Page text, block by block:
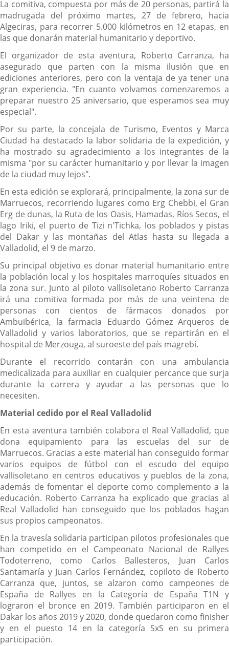
La comitiva, compuesta por más de 20 personas, partirá la
madrugada del próximo martes, 27 de febrero, hacia
Algeciras, para recorrer 5.000 kilómetros en 12 etapas, en
las que donarán material humanitario y deportivo.
El organizador de esta aventura, Roberto Carranza, ha
asegurado que parten con la misma ilusión que en
ediciones anteriores, pero con la ventaja de ya tener una
gran experiencia. "En cuanto volvamos comenzaremos a
preparar nuestro 25 aniversario, que esperamos sea muy
especial".
Por su parte, la concejala de Turismo, Eventos y Marca
Ciudad ha destacado la labor solidaria de la expedición, y
ha mostrado su agradecimiento a los integrantes de la
misma "por su carácter humanitario y por llevar la imagen
de la ciudad muy lejos".
En esta edición se explorará, principalmente, la zona sur de
Marruecos, recorriendo lugares como Erg Chebbi, el Gran
Erg de dunas, la Ruta de los Oasis, Hamadas, Ríos Secos, el
lago Iriki, el puerto de Tizi n'Tichka, los poblados y pistas
del Dakar y las montañas del Atlas hasta su llegada a
Valladolid, el 9 de marzo.
Su principal objetivo es donar material humanitario entre
la población local y los hospitales marroquíes situados en
la zona sur. Junto al piloto vallisoletano Roberto Carranza
irá una comitiva formada por más de una veintena de
personas con cientos de fármacos donados por
Ambuibérica, la farmacia Eduardo Gómez Arqueros de
Valladolid y varios laboratorios, que se repartirán en el
hospital de Merzouga, al suroeste del país magrebí.
Durante el recorrido contarán con una ambulancia
medicalizada para auxiliar en cualquier percance que surja
durante la carrera y ayudar a las personas que lo
necesiten.
Material cedido por el Real Valladolid
En esta aventura también colabora el Real Valladolid, que
dona equipamiento para las escuelas del sur de
Marruecos. Gracias a este material han conseguido formar
varios equipos de fútbol con el escudo del equipo
vallisoletano en centros educativos y pueblos de la zona,
además de fomentar el deporte como complemento a la
educación. Roberto Carranza ha explicado que gracias al
Real Valladolid han conseguido que los poblados hagan
sus propios campeonatos.
En la travesía solidaria participan pilotos profesionales que
han competido en el Campeonato Nacional de Rallyes
Todoterreno, como Carlos Ballesteros, Juan Carlos
Santamaría y Juan Carlos Fernández, copiloto de Roberto
Carranza que, juntos, se alzaron como campeones de
España de Rallyes en la Categoría de España T1N y
lograron el bronce en 2019. También participaron en el
Dakar los años 2019 y 2020, donde quedaron como finisher
y en el puesto 14 en la categoría SxS en su primera
participación.